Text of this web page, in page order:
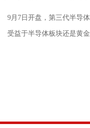
9月7日开盘，第三代半导
受益于半导体板块还是黄